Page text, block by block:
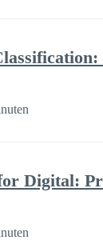
Digital: